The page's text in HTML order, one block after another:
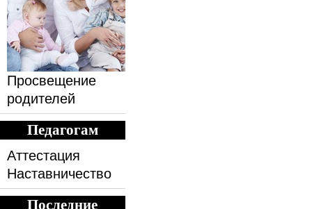
Просвещение
родителей
Педагогам
Аттестация
Наставничество
Последние